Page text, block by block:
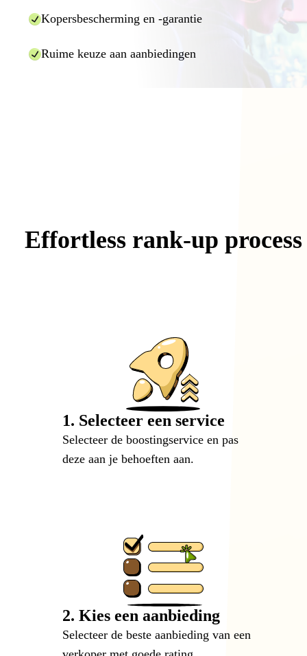
Kopersbescherming en -garantie
Ruime keuze aan aanbiedingen
Effortless rank-up process
1. Selecteer een service
Selecteer de boostingservice en pas
deze aan je behoeften aan.
2. Kies een aanbieding
Selecteer de beste aanbieding van een